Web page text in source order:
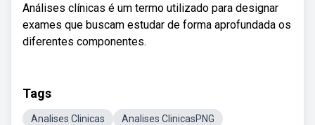
Análises clínicas é um termo utilizado para designar
exames que buscam estudar de forma aprofundada os
diferentes componentes.
Tags
Analises Clinicas
Analises ClinicasPNG